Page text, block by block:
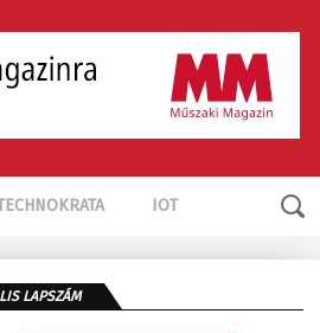
IOT
LAPSZÁM